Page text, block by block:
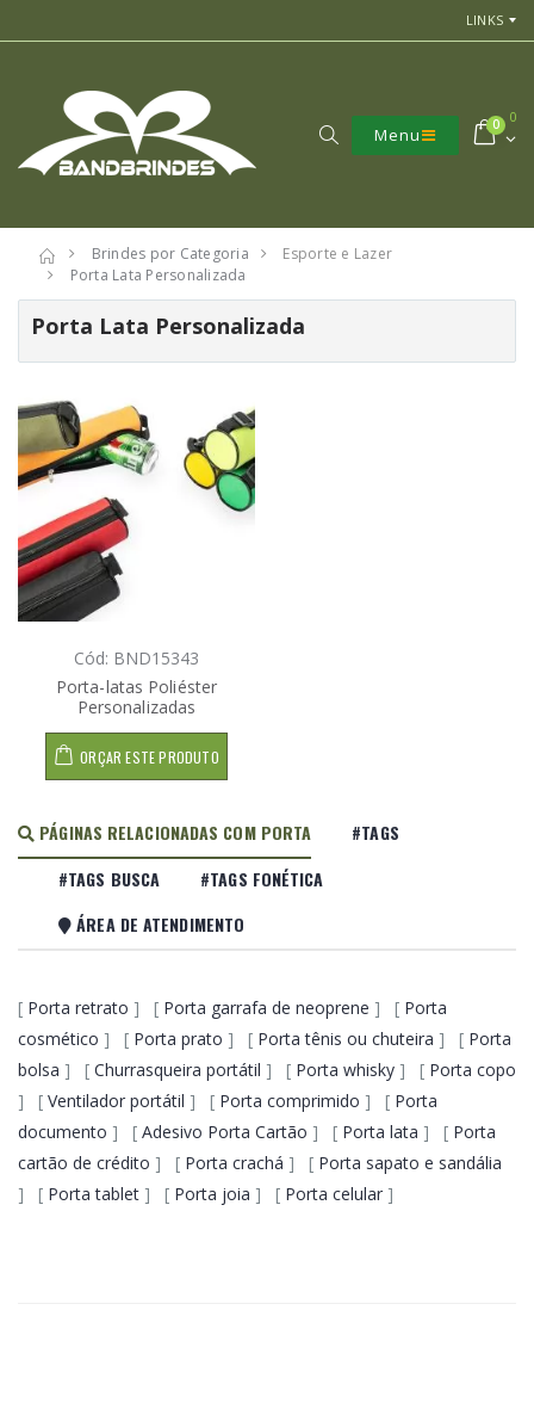
LINKS
Menu
0
0
Brindes por Categoria
Esporte e Lazer
Porta Lata Personalizada
Porta Lata Personalizada
Cód: BND15343
Porta-latas Poliéster
Personalizadas
ORÇAR ESTE PRODUTO
PÁGINAS RELACIONADAS COM PORTA
#TAGS
#TAGS BUSCA
#TAGS FONÉTICA
ÁREA DE ATENDIMENTO
[ Porta retrato ] [ Porta garrafa de neoprene ] [ Porta
cosmético ] [ Porta prato ] [ Porta tênis ou chuteira ] [ Porta
bolsa ] [ Churrasqueira portátil ] [ Porta whisky ] [ Porta copo
] [ Ventilador portátil ] [ Porta comprimido ] [ Porta
documento ] [ Adesivo Porta Cartão ] [ Porta lata ] [ Porta
cartão de crédito ] [ Porta crachá ] [ Porta sapato e sandália
] [ Porta tablet ] [ Porta joia ] [ Porta celular ]